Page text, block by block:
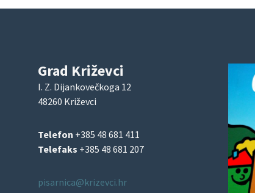
Grad Križevci
I. Z. Dijankovečkoga 12
48260 Križevci
Telefon +385 48 681 411
Telefaks +385 48 681 207
pisarnica@krizevci.hr